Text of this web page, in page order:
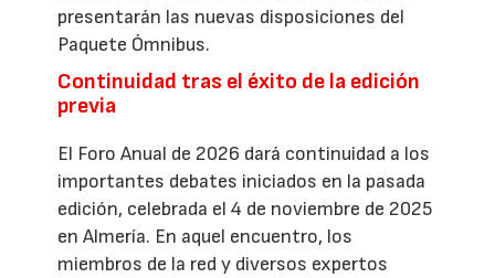
presentarán las nuevas disposiciones del
Paquete Ómnibus.
Continuidad tras el éxito de la edición
previa
El Foro Anual de 2026 dará continuidad a los
importantes debates iniciados en la pasada
edición, celebrada el 4 de noviembre de 2025
en Almería. En aquel encuentro, los
miembros de la red y diversos expertos